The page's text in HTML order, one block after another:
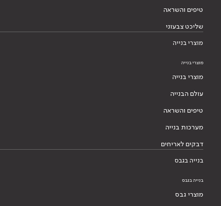
טיפים והשראה
שליכט צבעוני
מוצרי בנייה
מוצרי בנייה
מוצרי בנייה
עולם הבנייה
טיפים והשראה
מערכות בנייה
דבקים לאריחים
בנייה בגבס
בנייה בגבס
מוצרי גבס